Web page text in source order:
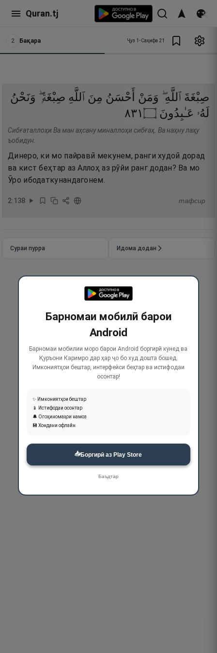
Quran.tj
2 Бақара Ҷуз 1 •Саҳифа 21
صِبْغَةَ ٱللَّهِ ۖ وَمَنْ أَحْسَنُ مِنَ ٱللَّهِ صِبْغَةًۭ ۖ وَنَحْنُ
لَهُۥ عَـٰبِدُونَ ۝١٣٨
Сибғаталлоҳи Ва ман аҳсану миналлоҳи сибғаҳ. Ва наҳну лаҳу
ъобидун.
Динеро, ки мо пайравӣ мекунем, ранги худоӣ дорад
ва кист беҳтар аз Аллоҳ аз рӯйи ранг додан? Ва мо
Ӯро ибодаткунандагонем.
2:138 тафсир
Сураи пурра Идома додан
Барномаи мобилӣ барои
Android
Барномаи мобилии моро барои Android боргирӣ кунед ва
Қуръони Каримро дар ҳар ҷо бо худ дошта бошед.
Имкониятҳои бештар, интерфейси беҳтар ва истифодаи
осонтар!
✨ Имкониятҳои бештар
📱 Истифодаи осонтар
🔔 Огоҳиномаҳои намоз
💾 Хондани офлайн
📥Боргирӣ аз Play Store
Баъдтар